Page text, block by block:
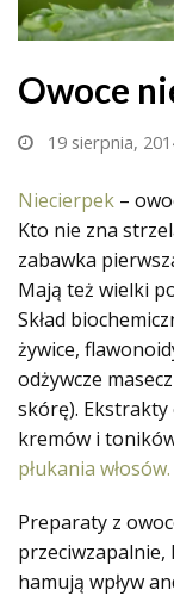
Owoce
19 sierpnia,
Niecierpek –
Kto nie zna
zabawka
Mają też wielki
Skład
żywice,
odżywcze
skórę).
kremów i
płukania włosów.
Preparaty z
hamują wpływ